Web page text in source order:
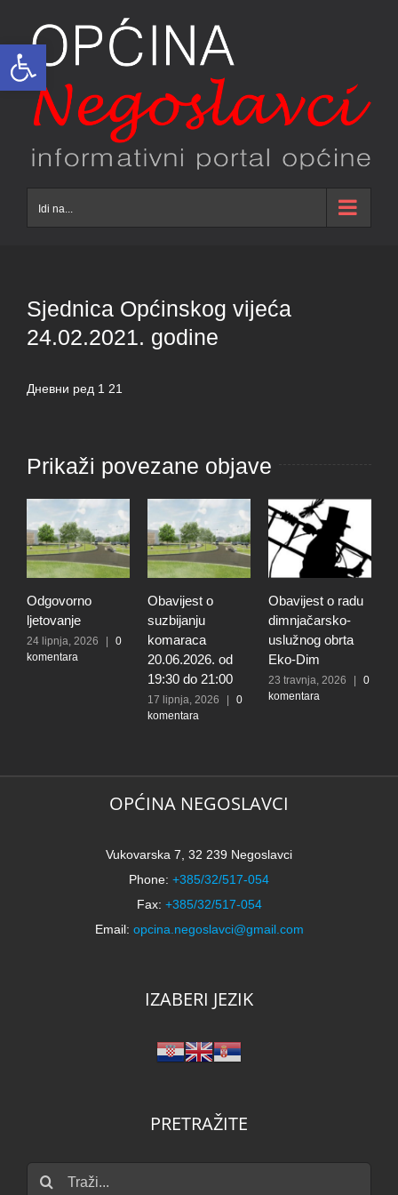
Open toolbar
content
Idi na...
Sjednica Općinskog vijeća
24.02.2021. godine
Дневни ред 1 21
Prikaži povezane objave
Odgovorno
ljetovanje
24 lipnja, 2026
0
komentara
Obavijest o
suzbijanju
komaraca
20.06.2026. od
19:30 do 21:00
17 lipnja, 2026
0
komentara
Obavijest o radu
dimnjačarsko-
uslužnog obrta
Eko-Dim
23 travnja, 2026
0
komentara
OPĆINA NEGOSLAVCI
Vukovarska 7, 32 239 Negoslavci
Phone: +385/32/517-054
Fax: +385/32/517-054
Email: opcina.negoslavci@gmail.com
IZABERI JEZIK
PRETRAŽITE
Traži...